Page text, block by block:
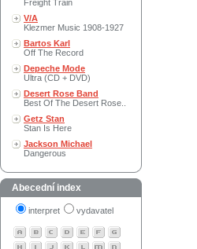
Freight Train
V/A
Klezmer Music 1908-1927
Bartos Karl
Off The Record
Depeche Mode
Ultra (CD + DVD)
Desert Rose Band
Best Of The Desert Rose..
Getz Stan
Stan Is Here
Jackson Michael
Dangerous
Abecední index
interpret vydavatel